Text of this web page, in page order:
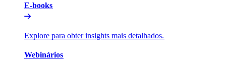
E-books​​
Explore para obter insights mais detalhados.​​
Webinários​​